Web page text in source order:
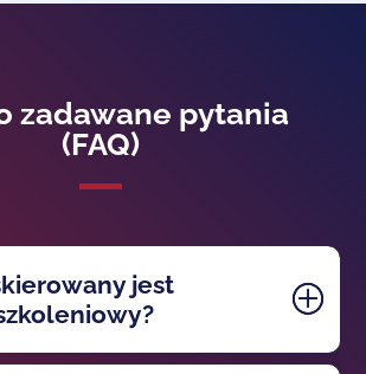
zadawane pytania
(FAQ)
jest